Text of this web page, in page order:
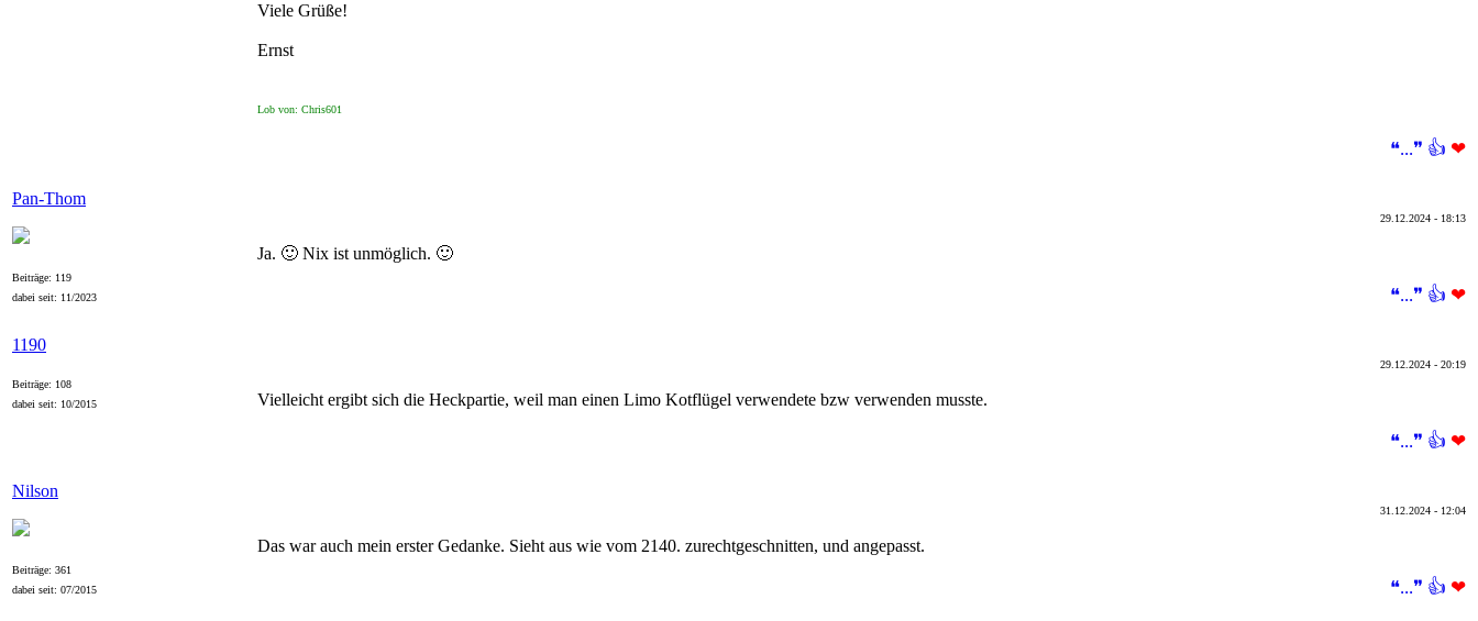
Viele Grüße!
Ernst
Lob von: Chris601
❝...❞ 👍 ❤
Pan-Thom
Beiträge: 119
dabei seit: 11/2023
29.12.2024 - 18:13
Ja. 🙂 Nix ist unmöglich. 🙂
❝...❞ 👍 ❤
1190
Beiträge: 108
dabei seit: 10/2015
29.12.2024 - 20:19
Vielleicht ergibt sich die Heckpartie, weil man einen Limo Kotflügel verwendete bzw verwenden musste.
❝...❞ 👍 ❤
Nilson
Beiträge: 361
dabei seit: 07/2015
31.12.2024 - 12:04
Das war auch mein erster Gedanke. Sieht aus wie vom 2140. zurechtgeschnitten, und angepasst.
❝...❞ 👍 ❤